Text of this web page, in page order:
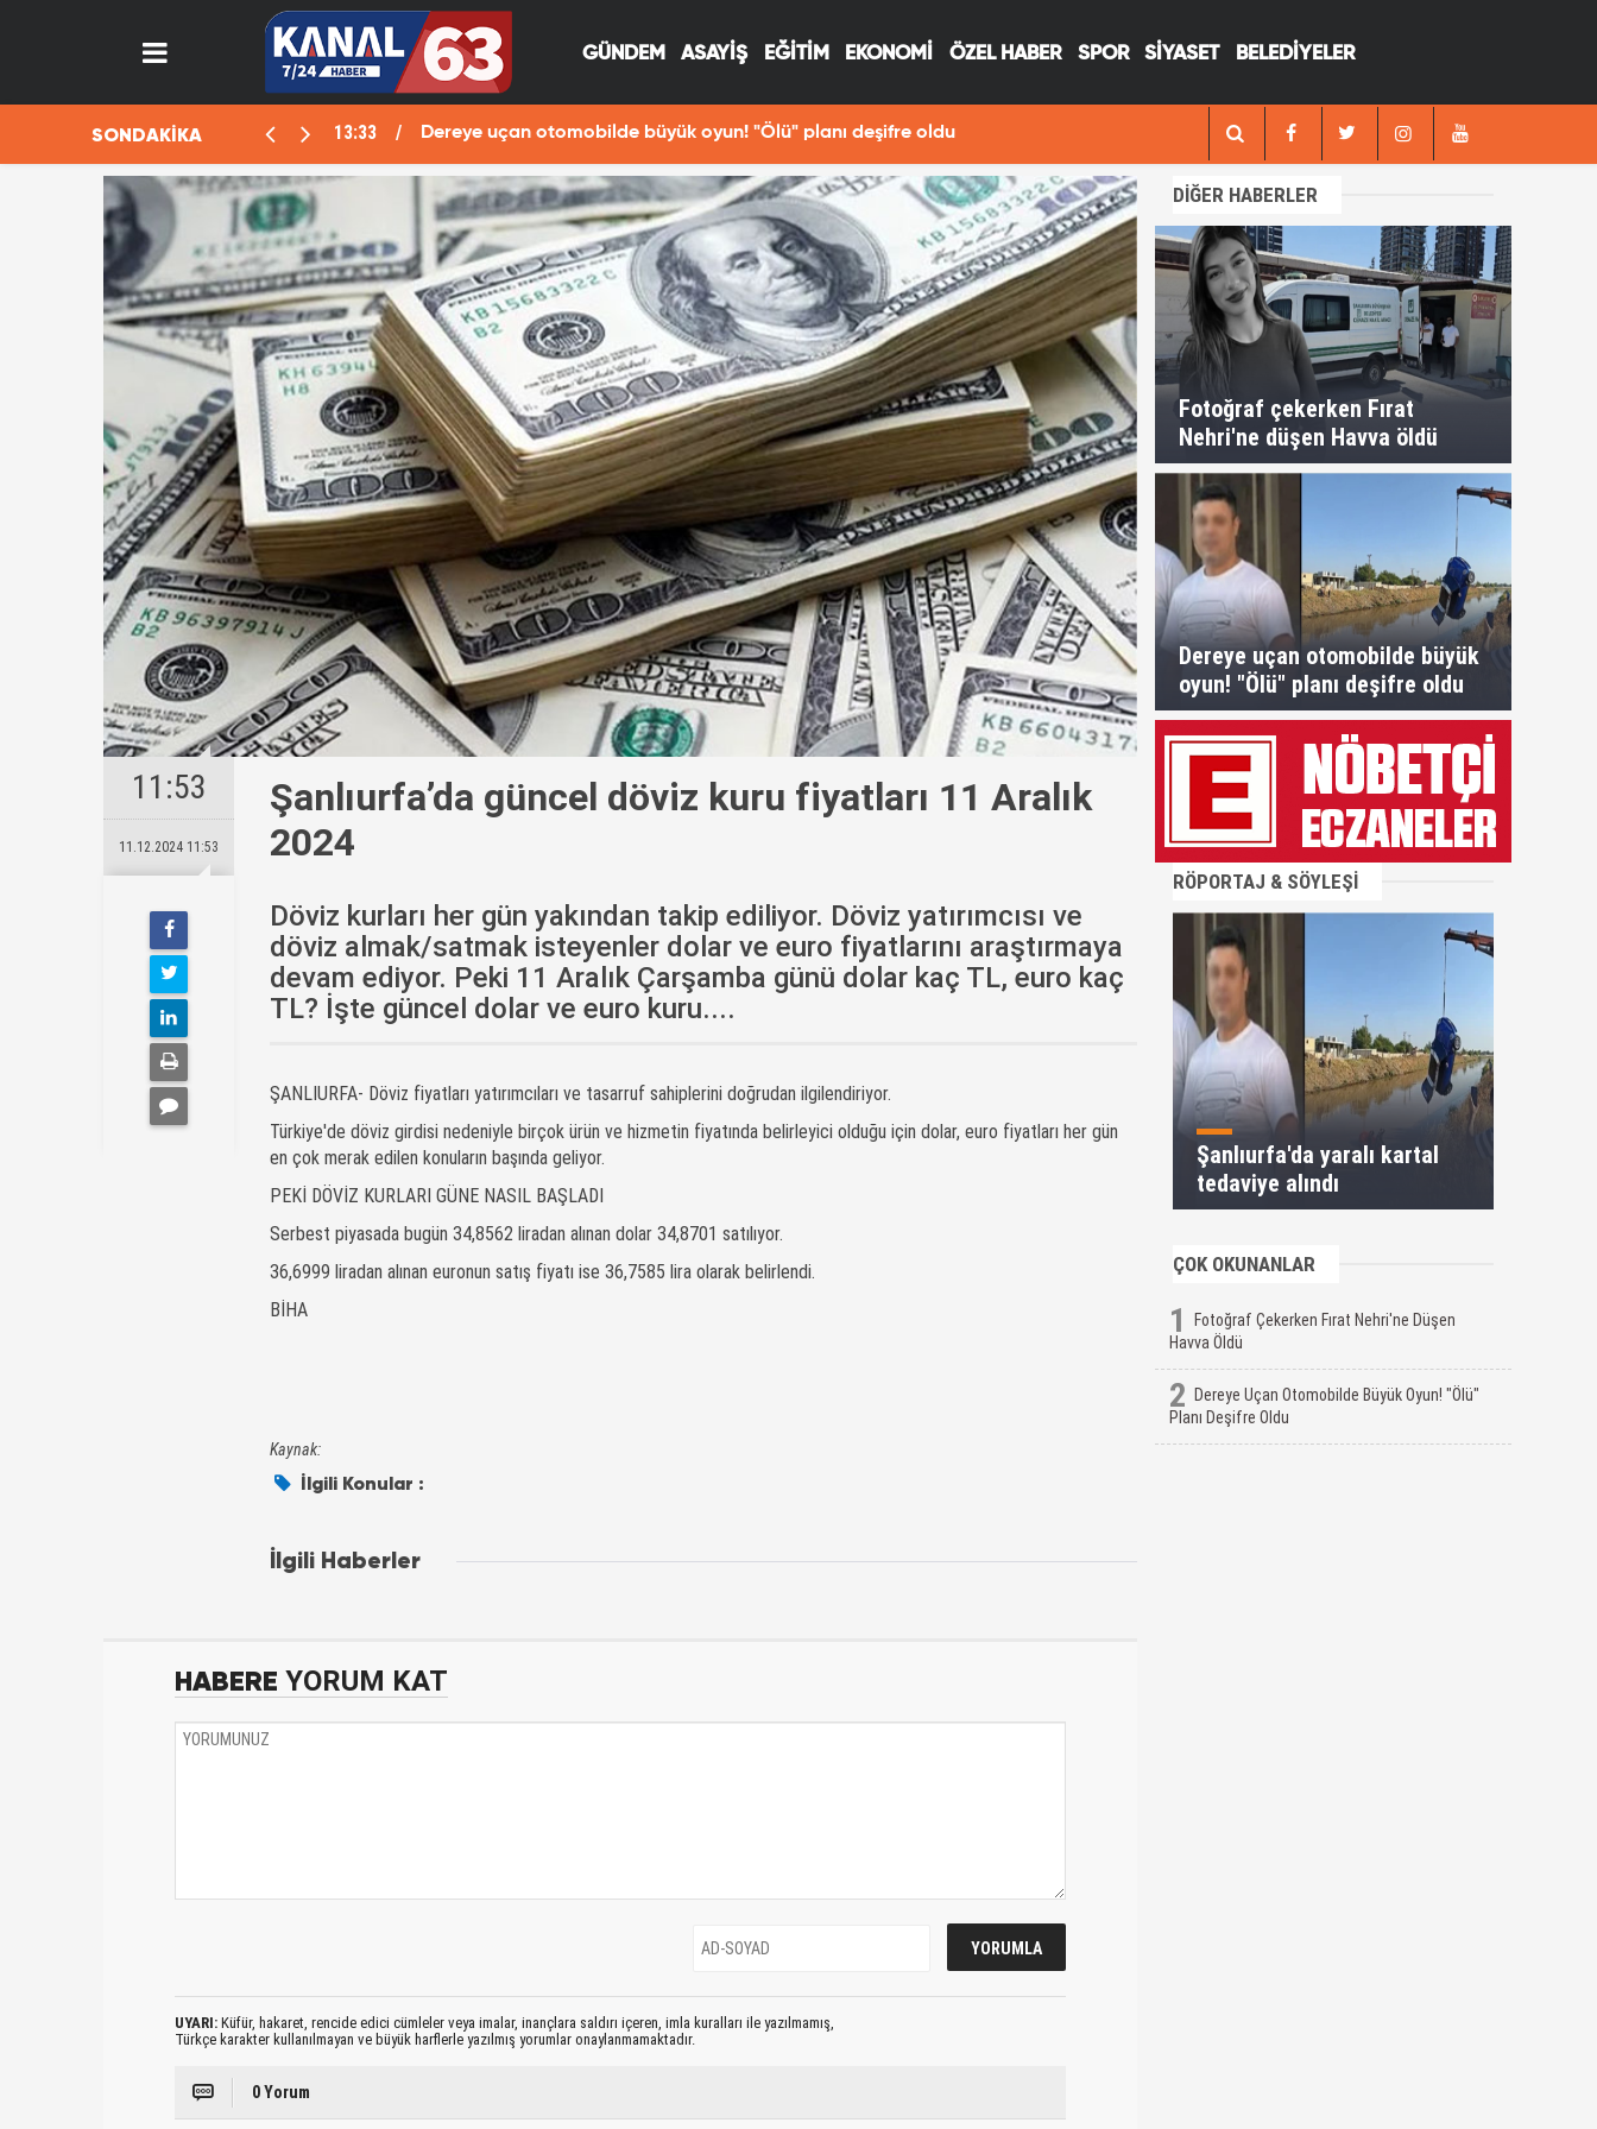
GÜNDEM ASAYİŞ EĞİTİM EKONOMİ ÖZEL HABER SPOR SİYASET BELEDİYELER
SONDAKİKA 13:33 Dereye uçan otomobilde büyük oyun! "Ölü" planı deşifre oldu Fotoğraf çekerken Fırat Nehri'ne düşen
11:53
11.12.2024 11:53
Şanlıurfa’da güncel döviz kuru fiyatları 11 Aralık
2024
Döviz kurları her gün yakından takip ediliyor. Döviz yatırımcısı ve
döviz almak/satmak isteyenler dolar ve euro fiyatlarını araştırmaya
devam ediyor. Peki 11 Aralık Çarşamba günü dolar kaç TL, euro kaç
TL? İşte güncel dolar ve euro kuru....
ŞANLIURFA- Döviz fiyatları yatırımcıları ve tasarruf sahiplerini doğrudan ilgilendiriyor.
Türkiye'de döviz girdisi nedeniyle birçok ürün ve hizmetin fiyatında belirleyici olduğu için dolar, euro fiyatları her gün
en çok merak edilen konuların başında geliyor.
PEKİ DÖVİZ KURLARI GÜNE NASIL BAŞLADI
Serbest piyasada bugün 34,8562 liradan alınan dolar 34,8701 satılıyor.
36,6999 liradan alınan euronun satış fiyatı ise 36,7585 lira olarak belirlendi.
BİHA
Kaynak:
İlgili Konular :
İlgili Haberler
HABERE YORUM KAT
UYARI: Küfür, hakaret, rencide edici cümleler veya imalar, inançlara saldırı içeren, imla kuralları ile yazılmamış,
Türkçe karakter kullanılmayan ve büyük harflerle yazılmış yorumlar onaylanmamaktadır.
0 Yorum
DİĞER HABERLER
Fotoğraf çekerken Fırat
Nehri'ne düşen Havva öldü
Dereye uçan otomobilde büyük
oyun! "Ölü" planı deşifre oldu
RÖPORTAJ & SÖYLEŞİ
Şanlıurfa'da yaralı kartal
tedaviye alındı
ÇOK OKUNANLAR
1
Fotoğraf Çekerken Fırat Nehri'ne Düşen
Havva Öldü
2
Dereye Uçan Otomobilde Büyük Oyun! "Ölü"
Planı Deşifre Oldu